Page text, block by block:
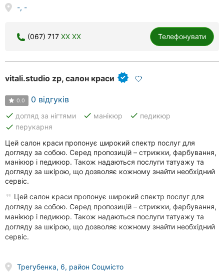
-, -
(067) 717 XX XX Телефонувати
vitali.studio zp, салон краси
0.0 0 відгуків
done догляд за нігтями done манікюр done педикюр
done перукарня
Цей салон краси пропонує широкий спектр послуг для
догляду за собою. Серед пропозицій – стрижки, фарбування,
манікюр і педикюр. Також надаються послуги татуажу та
догляду за шкірою, що дозволяє кожному знайти необхідний
сервіс.
Цей салон краси пропонує широкий спектр послуг для
догляду за собою. Серед пропозицій – стрижки, фарбування,
манікюр і педикюр. Також надаються послуги татуажу та
догляду за шкірою, що дозволяє кожному знайти необхідний
сервіс.
Трегубенка, 6, район Соцмісто